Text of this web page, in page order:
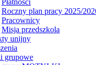
Płatności
Roczny plan pracy 2025/
Pracownicy
Misja przedszkola
unijny
grupowe